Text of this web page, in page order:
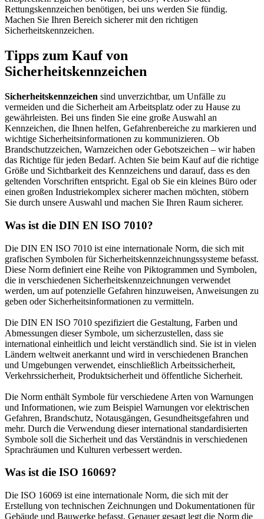
Rettungskennzeichen benötigen, bei uns werden Sie fündig.
Machen Sie Ihren Bereich sicherer mit den richtigen
Sicherheitskennzeichen.
Tipps zum Kauf von
Sicherheitskennzeichen
Sicherheitskennzeichen sind unverzichtbar, um Unfälle zu
vermeiden und die Sicherheit am Arbeitsplatz oder zu Hause zu
gewährleisten. Bei uns finden Sie eine große Auswahl an
Kennzeichen, die Ihnen helfen, Gefahrenbereiche zu markieren und
wichtige Sicherheitsinformationen zu kommunizieren. Ob
Brandschutzzeichen, Warnzeichen oder Gebotszeichen – wir haben
das Richtige für jeden Bedarf. Achten Sie beim Kauf auf die richtige
Größe und Sichtbarkeit des Kennzeichens und darauf, dass es den
geltenden Vorschriften entspricht. Egal ob Sie ein kleines Büro oder
einen großen Industriekomplex sicherer machen möchten, stöbern
Sie durch unsere Auswahl und machen Sie Ihren Raum sicherer.
Was ist die DIN EN ISO 7010?
Die DIN EN ISO 7010 ist eine internationale Norm, die sich mit
grafischen Symbolen für Sicherheitskennzeichnungssysteme befasst.
Diese Norm definiert eine Reihe von Piktogrammen und Symbolen,
die in verschiedenen Sicherheitskennzeichnungen verwendet
werden, um auf potenzielle Gefahren hinzuweisen, Anweisungen zu
geben oder Sicherheitsinformationen zu vermitteln.
Die DIN EN ISO 7010 spezifiziert die Gestaltung, Farben und
Abmessungen dieser Symbole, um sicherzustellen, dass sie
international einheitlich und leicht verständlich sind. Sie ist in vielen
Ländern weltweit anerkannt und wird in verschiedenen Branchen
und Umgebungen verwendet, einschließlich Arbeitssicherheit,
Verkehrssicherheit, Produktsicherheit und öffentliche Sicherheit.
Die Norm enthält Symbole für verschiedene Arten von Warnungen
und Informationen, wie zum Beispiel Warnungen vor elektrischen
Gefahren, Brandschutz, Notausgängen, Gesundheitsgefahren und
mehr. Durch die Verwendung dieser international standardisierten
Symbole soll die Sicherheit und das Verständnis in verschiedenen
Sprachräumen und Kulturen verbessert werden.
Was ist die ISO 16069?
Die ISO 16069 ist eine internationale Norm, die sich mit der
Erstellung von technischen Zeichnungen und Dokumentationen für
Gebäude und Bauwerke befasst. Genauer gesagt legt die Norm die